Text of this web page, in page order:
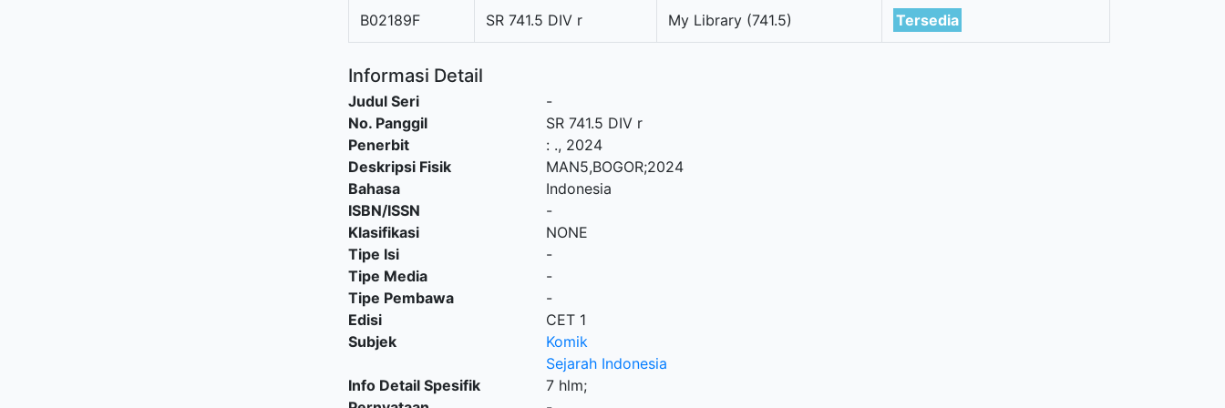
B02189F SR 741.5 DIV r My Library (741.5) Tersedia
Informasi Detail
Judul Seri
-
No. Panggil
SR 741.5 DIV r
Penerbit
: ., 2024
Deskripsi Fisik
MAN5,BOGOR;2024
Bahasa
Indonesia
ISBN/ISSN
-
Klasifikasi
NONE
Tipe Isi
-
Tipe Media
-
Tipe Pembawa
-
Edisi
CET 1
Subjek
Komik
Sejarah Indonesia
Info Detail Spesifik
7 hlm;